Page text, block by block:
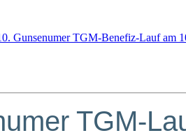
Gunsenumer TGM-Benefiz-Lauf am
TGM-